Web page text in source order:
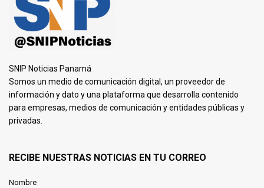
SNIP Noticias Panamá
Somos un medio de comunicación digital, un proveedor de
información y dato y una plataforma que desarrolla contenido
para empresas, medios de comunicación y entidades públicas y
privadas.
RECIBE NUESTRAS NOTICIAS EN TU CORREO
Nombre